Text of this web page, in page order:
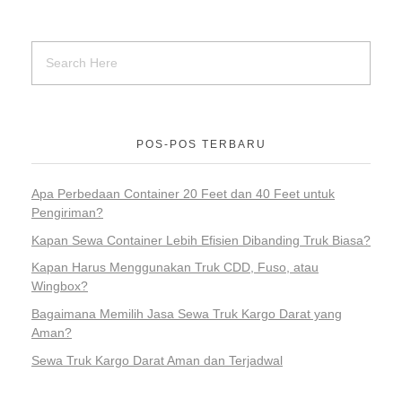
POS-POS TERBARU
Apa Perbedaan Container 20 Feet dan 40 Feet untuk
Pengiriman?
Kapan Sewa Container Lebih Efisien Dibanding Truk Biasa?
Kapan Harus Menggunakan Truk CDD, Fuso, atau
Wingbox?
Bagaimana Memilih Jasa Sewa Truk Kargo Darat yang
Aman?
Sewa Truk Kargo Darat Aman dan Terjadwal